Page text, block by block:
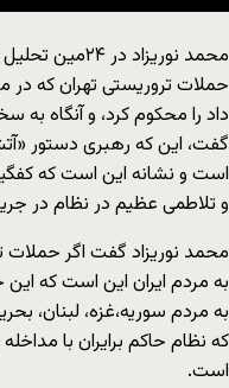
محمد نوریزاد
حملات تروریستی تهران که
داد را محکوم کرد، و آنگاه
گفت، این که رهبری دستور
است و نشانه این است که
و تلاطمی عظیم در نظام در
محمد نوریزاد گفت اگر
به مردم ایران این است که
به مردم سوریه،غزه، لبنان،
که نظام حاکم برایران با
است.